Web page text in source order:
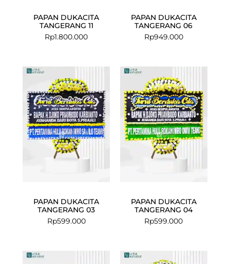
PAPAN DUKACITA
TANGERANG 11
Rp1.800.000
PAPAN DUKACITA
TANGERANG 06
Rp949.000
PAPAN DUKACITA
TANGERANG 03
Rp599.000
PAPAN DUKACITA
TANGERANG 04
Rp599.000